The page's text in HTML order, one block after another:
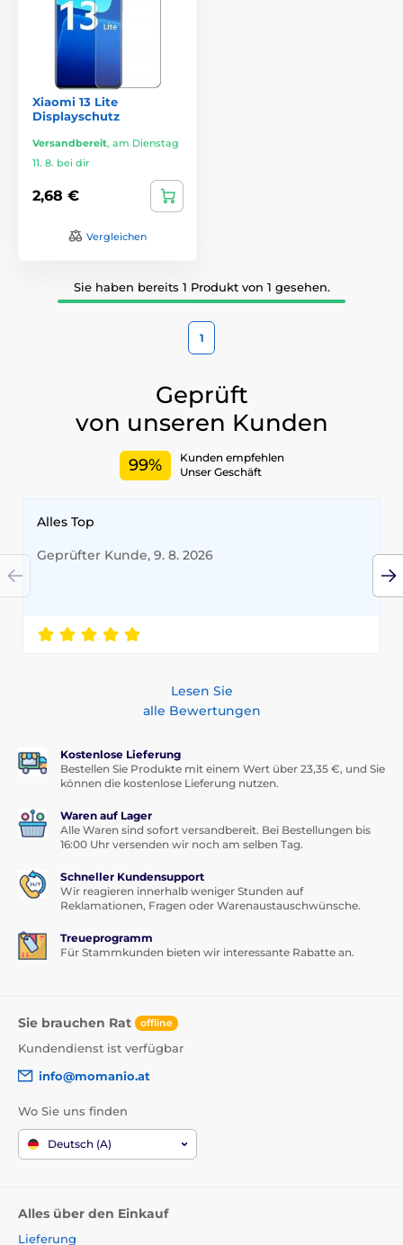
Xiaomi 13 Lite
Displayschutz
Versandbereit, am Dienstag
11. 8. bei dir
2,68 €
Vergleichen
Sie haben bereits 1 Produkt von 1 gesehen.
1
Geprüft
von unseren Kunden
99%
Kunden empfehlen
Unser Geschäft
Alles Top
Geprüfter Kunde, 9. 8. 2026
Lesen Sie
alle Bewertungen
Kostenlose Lieferung
Bestellen Sie Produkte mit einem Wert über 23,35 €, und Sie
können die kostenlose Lieferung nutzen.
Waren auf Lager
Alle Waren sind sofort versandbereit. Bei Bestellungen bis
16:00 Uhr versenden wir noch am selben Tag.
Schneller Kundensupport
Wir reagieren innerhalb weniger Stunden auf
Reklamationen, Fragen oder Warenaustauschwünsche.
Treueprogramm
Für Stammkunden bieten wir interessante Rabatte an.
Sie brauchen Rat offline
Kundendienst ist verfügbar
info@momanio.at
Wo Sie uns finden
Deutsch (A)
Alles über den Einkauf
Lieferung